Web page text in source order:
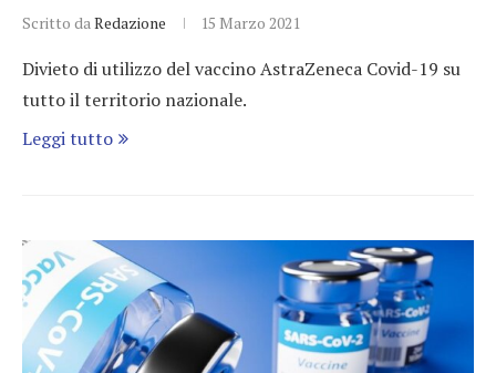
Scritto da Redazione 15 Marzo 2021
Divieto di utilizzo del vaccino AstraZeneca Covid-19 su
tutto il territorio nazionale.
Leggi tutto